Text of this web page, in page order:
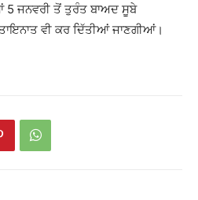
ਜਨਵਰੀ ਤੋਂ ਤੁਰੰਤ ਬਾਅਦ ਸੂਬੇ
ਵੀ ਕਰ ਦਿੱਤੀਆਂ ਜਾਣਗੀਆਂ।